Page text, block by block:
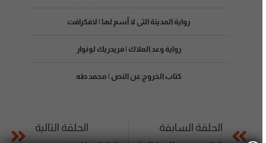
رواية المدينة التى لا أسم لها | لافكرافت
رواية وعد الملاك | فريدريك لونوار
كتاب الخروج عن النص | محمد طه
الحلقة السابقة الحلقة التالية